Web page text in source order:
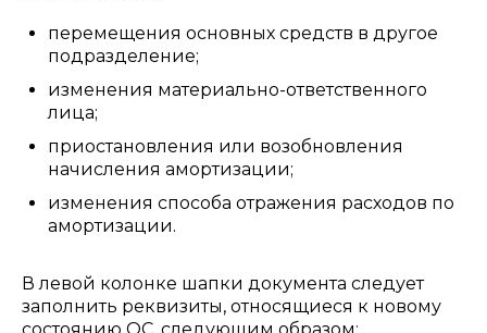
перемещения основных средств в другое
подразделение;
изменения материально-ответственного
лица;
приостановления или возобновления
начисления амортизации;
изменения способа отражения расходов по
амортизации.
В левой колонке шапки документа следует
заполнить реквизиты, относящиеся к новому
состоянию ОС, следующим образом: